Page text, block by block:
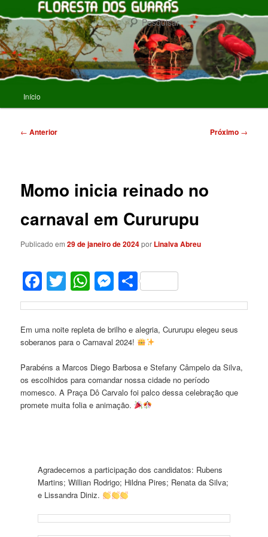
para
o
conteúdo
principalFLORESTA DOS GUARAS
principal
Início
Navegação
← Anterior Próximo →
Momo inicia reinado no
carnaval em Cururupu
Publicado em29 de janeiro de 2024por Linalva Abreu
Facebook
Twitter
WhatsApp
Messenger
Share
Em uma noite repleta de brilho e alegria, Cururupu elegeu seus
soberanos para o Carnaval 2024!
Parabéns a Marcos Diego Barbosa e Stefany Câmpelo da Silva,
os escolhidos para comandar nossa cidade no período
momesco. A Praça Dô Carvalo foi palco dessa celebração que
promete muita folia e animação.
Agradecemos a participação dos candidatos: Rubens
Martins; Willian Rodrigo; Hildna Pires; Renata da Silva;
e Lissandra Diniz.